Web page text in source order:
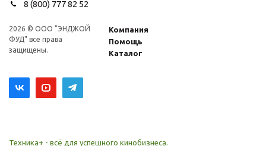
8 (800) 777 82 52
2026 © ООО "ЭНДЖОЙ
ФУД" все права
защищены.
Компания
Помощь
Каталог
Техника+ - всё для успешного кинобизнеса.